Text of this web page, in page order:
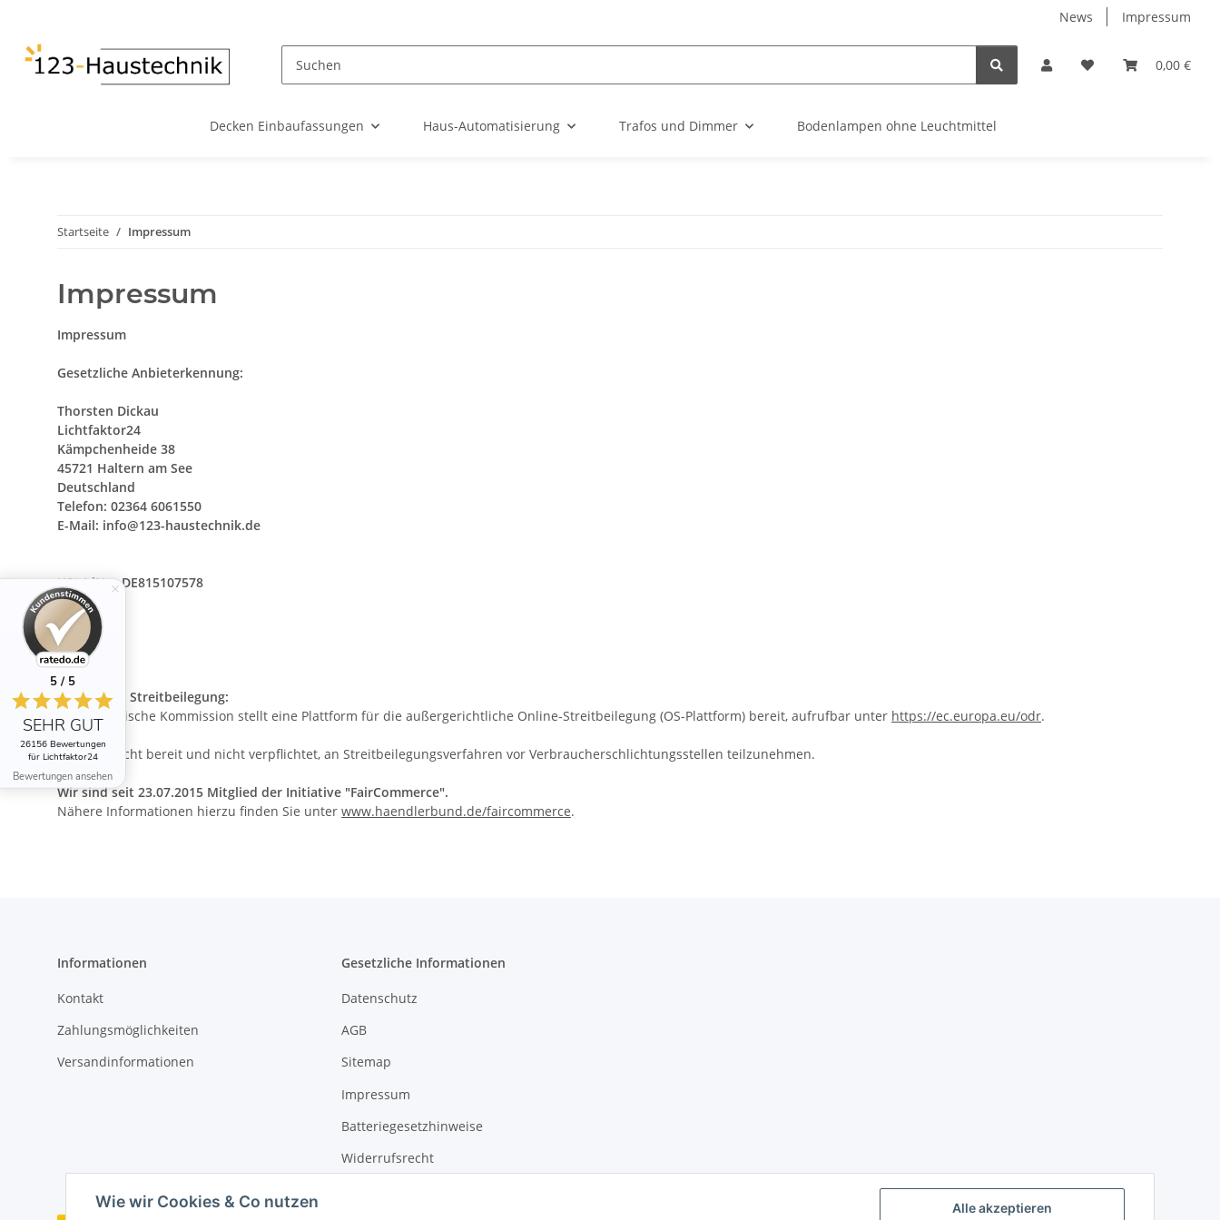
Alle akzeptieren
Wie wir Cookies & Co nutzen
News Impressum
0,00 €
Decken Einbaufassungen Haus-Automatisierung Trafos und Dimmer Bodenlampen ohne Leuchtmittel
Startseite Impressum
Impressum
Impressum
Gesetzliche Anbieterkennung:
Thorsten Dickau
Lichtfaktor24
Kämpchenheide 38
45721 Haltern am See
Deutschland
Telefon: 02364 6061550
E-Mail: info@123-haustechnik.de
USt-IdNr.: DE815107578
Alternative Streitbeilegung:
Die Europäische Kommission stellt eine Plattform für die außergerichtliche Online-Streitbeilegung (OS-Plattform) bereit, aufrufbar unter https://ec.europa.eu/odr.
Wir sind nicht bereit und nicht verpflichtet, an Streitbeilegungsverfahren vor Verbraucherschlichtungsstellen teilzunehmen.
Wir sind seit 23.07.2015 Mitglied der Initiative "FairCommerce".
Nähere Informationen hierzu finden Sie unter www.haendlerbund.de/faircommerce.
Informationen
Kontakt
Zahlungsmöglichkeiten
Versandinformationen
Gesetzliche Informationen
Datenschutz
AGB
Sitemap
Impressum
Batteriegesetzhinweise
Widerrufsrecht
5 / 5
SEHR GUT
26156 Bewertungen
für Lichtfaktor24
Bewertungen ansehen